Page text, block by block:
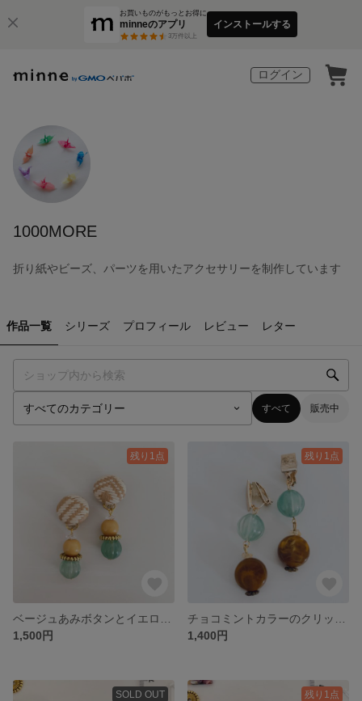
お買いものがもっとお得に
minneのアプリ
3万件以上
インストールする
ログイン
1000MORE
折り紙やビーズ、パーツを用いたアクセサリーを制作しています
作品一覧 シリーズ プロフィール レビュー レター
すべて 販売中
残り1点
1,500円
残り1点
1,400円
SOLD OUT 残り1点